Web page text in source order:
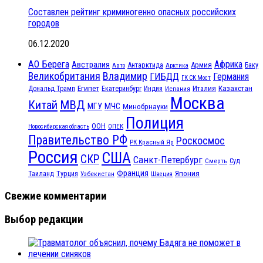
Составлен рейтинг криминогенно опасных российских
городов
06.12.2020
АО Берега Австралия Авто Антарктида Арктика Армия Африка Баку
Великобритания Владимир ГИБДД ГК СК Мост Германия
Дональд Трамп Египет Екатеринбург Индия Испания Италия Казахстан
Китай МВД МГУ МЧС Минобрнауки Москва
Новосибирская область ООН ОПЕК Полиция
Правительство РФ РК Красный Яр Роскосмос
Россия СКР США Санкт-Петербург Смерть Суд
Таиланд Турция Узбекистан Франция Швеция Япония
Свежие комментарии
Выбор редакции